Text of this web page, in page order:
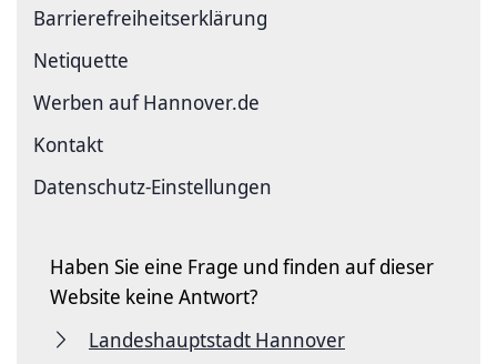
Barriere­freiheits­erklärung
Netiquette
Werben auf Hannover.de
Kontakt
Datenschutz-Einstellungen
Haben Sie eine Frage und finden auf dieser
Website keine Antwort?
Landeshauptstadt Hannover